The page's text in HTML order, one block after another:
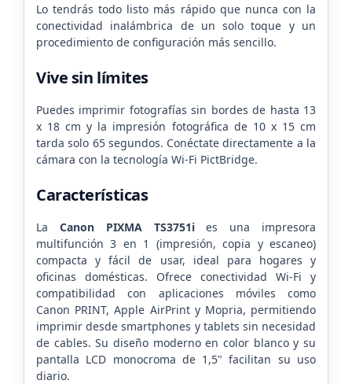
Lo tendrás todo listo más rápido que nunca con la
conectividad inalámbrica de un solo toque y un
procedimiento de configuración más sencillo.
Vive sin límites
Puedes imprimir fotografías sin bordes de hasta 13
x 18 cm y la impresión fotográfica de 10 x 15 cm
tarda solo 65 segundos. Conéctate directamente a la
cámara con la tecnología Wi-Fi PictBridge.
Características
La Canon PIXMA TS3751ies una impresora
multifunción 3 en 1 (impresión, copia y escaneo)
compacta y fácil de usar, ideal para hogares y
oficinas domésticas. Ofrece conectividad Wi-Fi y
compatibilidad con aplicaciones móviles como
Canon PRINT, Apple AirPrint y Mopria, permitiendo
imprimir desde smartphones y tablets sin necesidad
de cables. Su diseño moderno en color blanco y su
pantalla LCD monocroma de 1,5" facilitan su uso
diario.